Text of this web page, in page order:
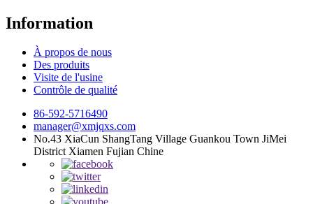
Information
À propos de nous
Des produits
Visite de l'usine
Contrôle de qualité
86-592-5716490
manager@xmjqxs.com
No.43 XiaCun ShangTang Village Guankou Town JiMei
District Xiamen Fujian Chine